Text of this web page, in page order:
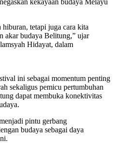
tetapi juga cara kita
akar budaya Belitung,” ujar
Hidayat, dalam
ini sebagai momentum penting
sekaligus pemicu pertumbuhan
dapat membuka konektivitas
pintu gerbang
budaya sebagai daya